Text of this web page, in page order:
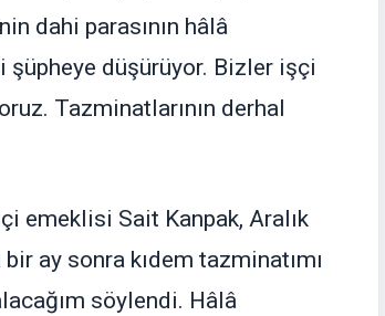
dahi parasının hâlâ
düşürüyor. Bizler işçi
Tazminatlarının derhal
emeklisi Sait Kanpak, Aralık
ay sonra kıdem tazminatımı
söylendi. Hâlâ